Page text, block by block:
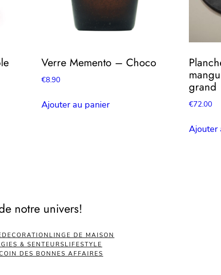
Verre Memento – Choco
€8.90
Ajouter au panier
grand
€72.00
Ajouter
notre univers!
DECORATION LINGE DE MAISON
& SENTEURSLIFESTYLE
DES BONNES AFFAIRES